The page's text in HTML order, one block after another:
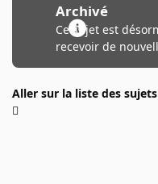
Archivé
Ce sujet est
recevoir de
Aller sur la liste des sujets